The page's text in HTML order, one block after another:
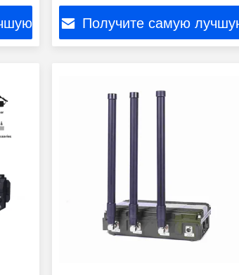
беспилотные
Получите самую